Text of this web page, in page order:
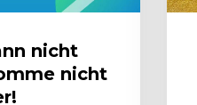
nicht
nicht